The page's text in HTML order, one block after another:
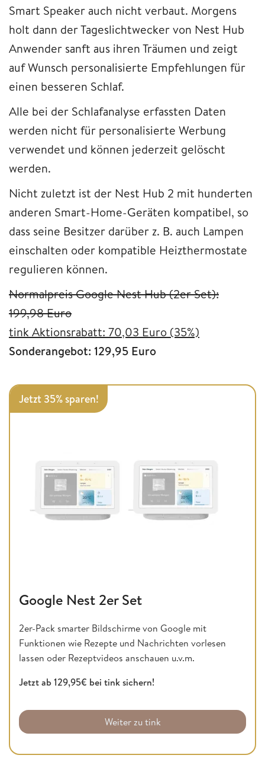
Smart Speaker auch nicht verbaut. Morgens
holt dann der Tageslichtwecker von Nest Hub
Anwender sanft aus ihren Träumen und zeigt
auf Wunsch personalisierte Empfehlungen für
einen besseren Schlaf.
Alle bei der Schlafanalyse erfassten Daten
werden nicht für personalisierte Werbung
verwendet und können jederzeit gelöscht
werden.
Nicht zuletzt ist der Nest Hub 2 mit hunderten
anderen Smart-Home-Geräten kompatibel, so
dass seine Besitzer darüber z. B. auch Lampen
einschalten oder kompatible Heizthermostate
regulieren können.
Normalpreis Google Nest Hub (2er Set):
199,98 Euro
tink Aktionsrabatt: 70,03 Euro (35%)
Sonderangebot: 129,95 Euro
Jetzt 35% sparen!
Google Nest 2er Set
2er-Pack smarter Bildschirme von Google mit
Funktionen wie Rezepte und Nachrichten vorlesen
lassen oder Rezeptvideos anschauen u.v.m.
Jetzt ab 129,95€ bei tink sichern!
Weiter zu tink